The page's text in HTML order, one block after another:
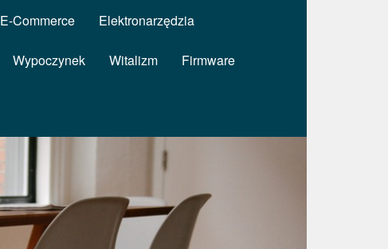
E-Commerce Elektronarzędzia
Wypoczynek Witalizm Firmware